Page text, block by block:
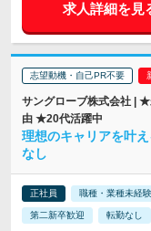
求人詳細を見
志望動機・自己PR不要
サングローブ株式会社 |
由 ★20代活躍中
理想のキャリアを叶
なし
正社員 職種・業種未経
第二新卒歓迎 転勤なし